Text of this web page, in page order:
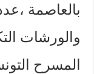
بالعاصمة
والورشات
المسرح